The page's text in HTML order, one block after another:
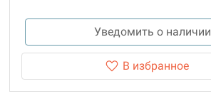
Уведомить о наличии
В избранное